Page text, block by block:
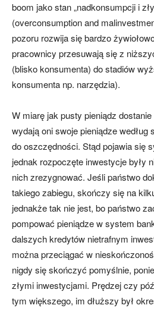
boom jako stan „nadkonsumpcji i
(overconsumption and
pozoru rozwija się bardzo
pracownicy przesuwają się z
(blisko konsumenta) do stadiów
konsumenta np. narzędzia).
W miarę jak pusty pieniądz
wydają oni swoje pieniądze
do oszczędności. Stąd pojawia się
jednak rozpoczęte inwestycje były
nich zrezygnować. Jeśli państwo
takiego zabiegu, skończy się na
jednakże tak nie jest, bo państwo
pompować pieniądze w system
dalszych kredytów nietrafnym
można przeciągać w
nigdy się skończyć pomyślnie,
złymi inwestycjami. Prędzej czy
tym większego, im dłuższy był